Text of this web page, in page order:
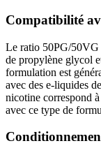
Compatibilité
Le ratio 50PG/50VG
de propylène glycol
formulation est
avec des e-liquides
nicotine correspond
avec ce type de